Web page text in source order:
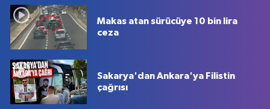
Makas atan sürücüye 10 bin lira
ceza
Sakarya'dan Ankara'ya Filistin
çağrısı